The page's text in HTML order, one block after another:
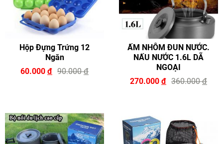
Hộp Đựng Trứng 12
Ngăn
60.000 đ 90.000đ
ẤM NHÔM ĐUN NƯỚC.
NẤU NƯỚC 1.6L DÃ
NGOẠI
270.000 đ 360.000đ